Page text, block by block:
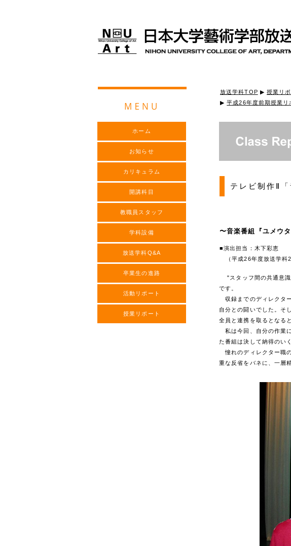
放送学科TOP ▶授業リ
▶平成26年度前期授業
ホーム
お知らせ
カリキュラム
開講科目
教職員スタッフ
学科設備
放送学科Q&A
卒業生の進路
活動リポート
授業リポート
テレビ制作Ⅱ「
〜音楽番組『ユメウ
■演出担当：木下彩恵
（平成26年度放送学科2
"スタッフ間の共通意識
です。
収録までのディレクタ
自分との闘いでした。そ
全員と連携を取るとなる
私は今回、自分の作業
た番組は決して納得のい
憧れのディレクター職
重な反省をバネに、一層